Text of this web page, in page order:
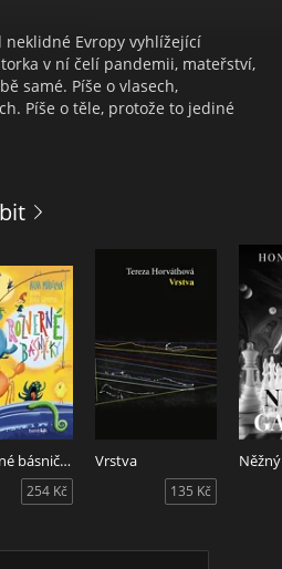
Evropy vyhlížející
v ní čelí pandemii, mateřství,
samé. Píše o vlasech,
Píše o těle, protože to jediné
Rozverné básničky
254 Kč
Vrstva
135 Kč